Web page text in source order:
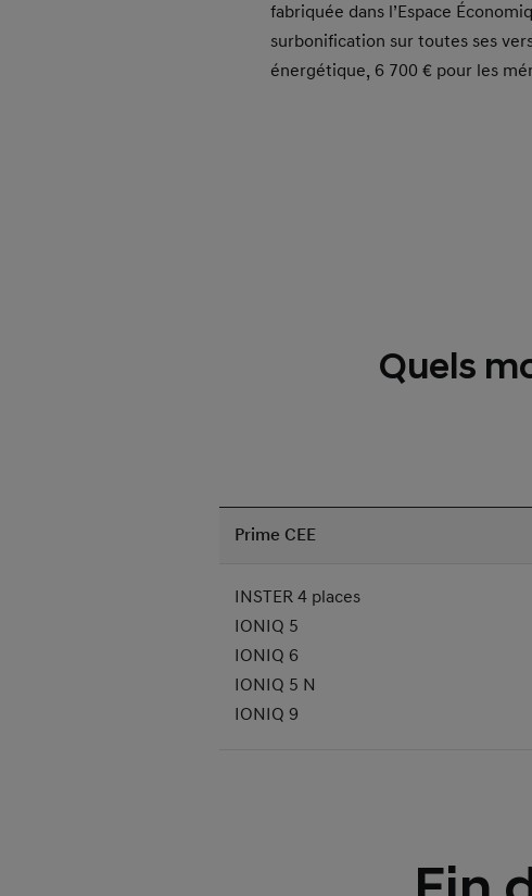
fabriquée dans l’Espace
surbonification sur toutes ses
énergétique, 6 700 € pour les
Quels
Prime CEE
INSTER 4 places
IONIQ 5
IONIQ 6
IONIQ 5 N
IONIQ 9